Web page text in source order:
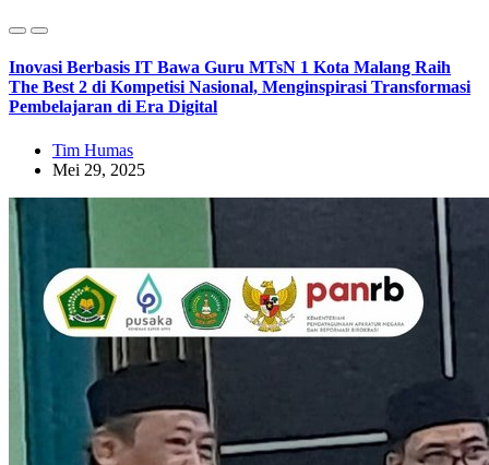
Inovasi Berbasis IT Bawa Guru MTsN 1 Kota Malang Raih
The Best 2 di Kompetisi Nasional, Menginspirasi Transformasi
Pembelajaran di Era Digital
Tim Humas
Mei 29, 2025